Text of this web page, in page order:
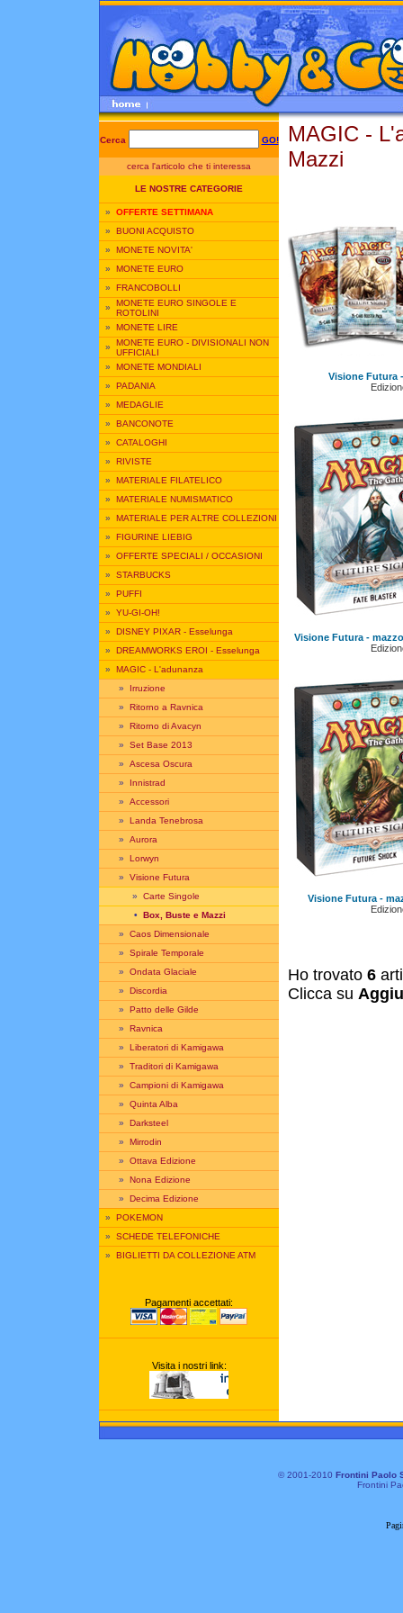
Cerca GO!
cerca l'articolo che ti interessa
LE NOSTRE CATEGORIE
» OFFERTE SETTIMANA
» BUONI ACQUISTO
» MONETE NOVITA'
» MONETE EURO
» FRANCOBOLLI
» MONETE EURO SINGOLE E
ROTOLINI
» MONETE LIRE
» MONETE EURO - DIVISIONALI NON
UFFICIALI
» MONETE MONDIALI
» PADANIA
» MEDAGLIE
» BANCONOTE
» CATALOGHI
» RIVISTE
» MATERIALE FILATELICO
» MATERIALE NUMISMATICO
» MATERIALE PER ALTRE COLLEZIONI
» FIGURINE LIEBIG
» OFFERTE SPECIALI / OCCASIONI
» STARBUCKS
» PUFFI
» YU-GI-OH!
» DISNEY PIXAR - Esselunga
» DREAMWORKS EROI - Esselunga
» MAGIC - L'adunanza
» Irruzione
» Ritorno a Ravnica
» Ritorno di Avacyn
» Set Base 2013
» Ascesa Oscura
» Innistrad
» Accessori
» Landa Tenebrosa
» Aurora
» Lorwyn
» Visione Futura
» Carte Singole
• Box, Buste e Mazzi
» Caos Dimensionale
» Spirale Temporale
» Ondata Glaciale
» Discordia
» Patto delle Gilde
» Ravnica
» Liberatori di Kamigawa
» Traditori di Kamigawa
» Campioni di Kamigawa
» Quinta Alba
» Darksteel
» Mirrodin
» Ottava Edizione
» Nona Edizione
» Decima Edizione
» POKEMON
» SCHEDE TELEFONICHE
» BIGLIETTI DA COLLEZIONE ATM
Pagamenti accettati:
Visita i nostri link:
MAGIC -
Mazzi
Visione Futura
Visione Futura -
Visione Futura -
Ho trovato 6
Clicca su
© 2001-2010 Frontini Paolo
Frontini